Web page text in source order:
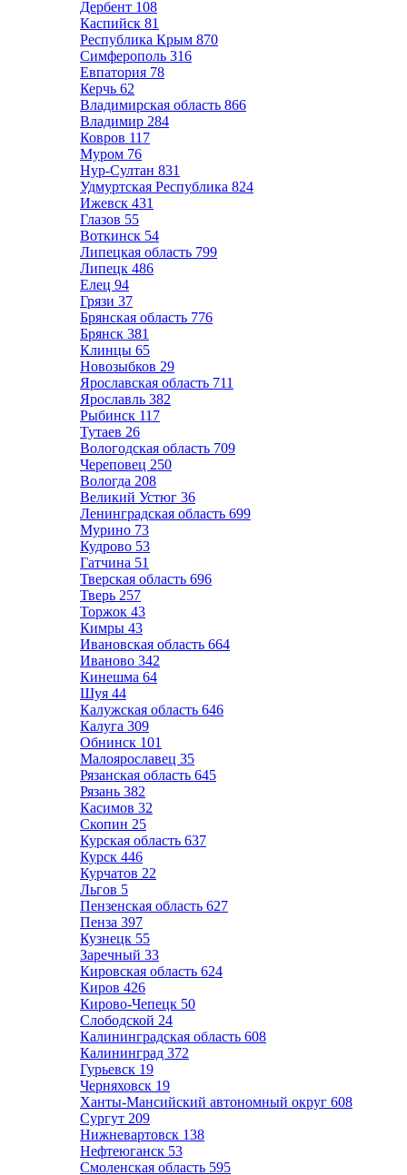
Дербент 108
Каспийск 81
Республика Крым 870
Симферополь 316
Евпатория 78
Керчь 62
Владимирская область 866
Владимир 284
Ковров 117
Муром 76
Нур-Султан 831
Удмуртская Республика 824
Ижевск 431
Глазов 55
Воткинск 54
Липецкая область 799
Липецк 486
Елец 94
Грязи 37
Брянская область 776
Брянск 381
Клинцы 65
Новозыбков 29
Ярославская область 711
Ярославль 382
Рыбинск 117
Тутаев 26
Вологодская область 709
Череповец 250
Вологда 208
Великий Устюг 36
Ленинградская область 699
Мурино 73
Кудрово 53
Гатчина 51
Тверская область 696
Тверь 257
Торжок 43
Кимры 43
Ивановская область 664
Иваново 342
Кинешма 64
Шуя 44
Калужская область 646
Калуга 309
Обнинск 101
Малоярославец 35
Рязанская область 645
Рязань 382
Касимов 32
Скопин 25
Курская область 637
Курск 446
Курчатов 22
Льгов 5
Пензенская область 627
Пенза 397
Кузнецк 55
Заречный 33
Кировская область 624
Киров 426
Кирово-Чепецк 50
Слободской 24
Калининградская область 608
Калининград 372
Гурьевск 19
Черняховск 19
Ханты-Мансийский автономный округ 608
Сургут 209
Нижневартовск 138
Нефтеюганск 53
Смоленская область 595